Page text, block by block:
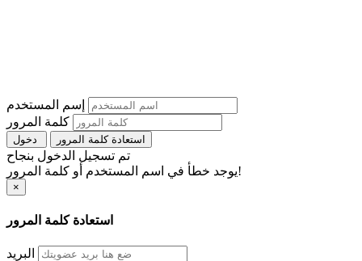
إسم المستخدم
كلمة المرور
استعادة كلمة المرور
تم تسجيل الدخول بنجاح
يوجد خطأ في اسم المستخدم أو كلمة المرور!
×
استعادة كلمة المرور
البريد